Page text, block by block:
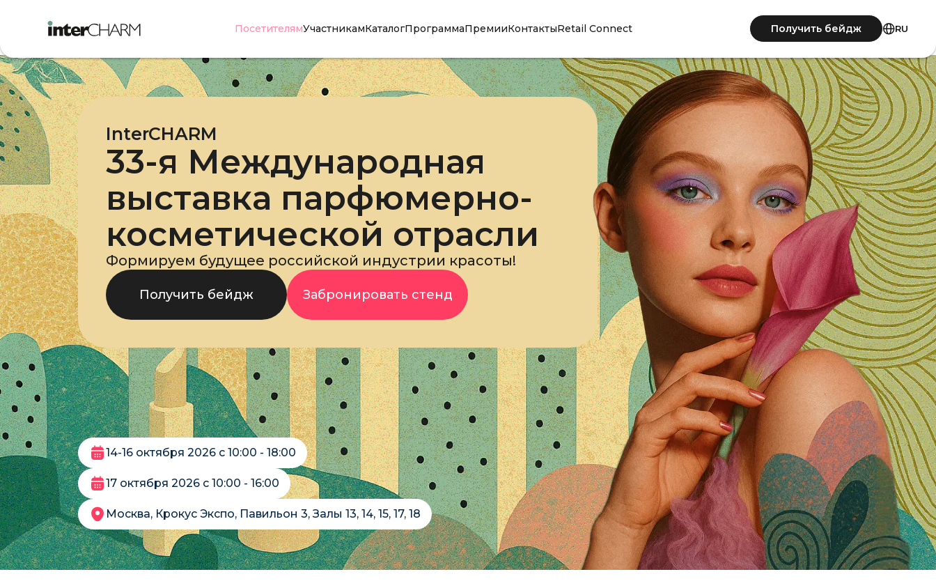
ПосетителямУчастникамКаталогПрограммаПремииКонтактыRetail Connect Получить бейдж RU
14-16 октября 2026 с 10:00 - 18:00
17 октября 2026 с 10:00 - 16:00
Москва, Крокус Экспо, Павильон 3, Залы 13, 14, 15, 17, 18
InterCHARM
33-я Международная
выставка парфюмерно-
косметической отрасли
Формируем будущее российской индустрии красоты!
Получить бейдж Забронировать стенд